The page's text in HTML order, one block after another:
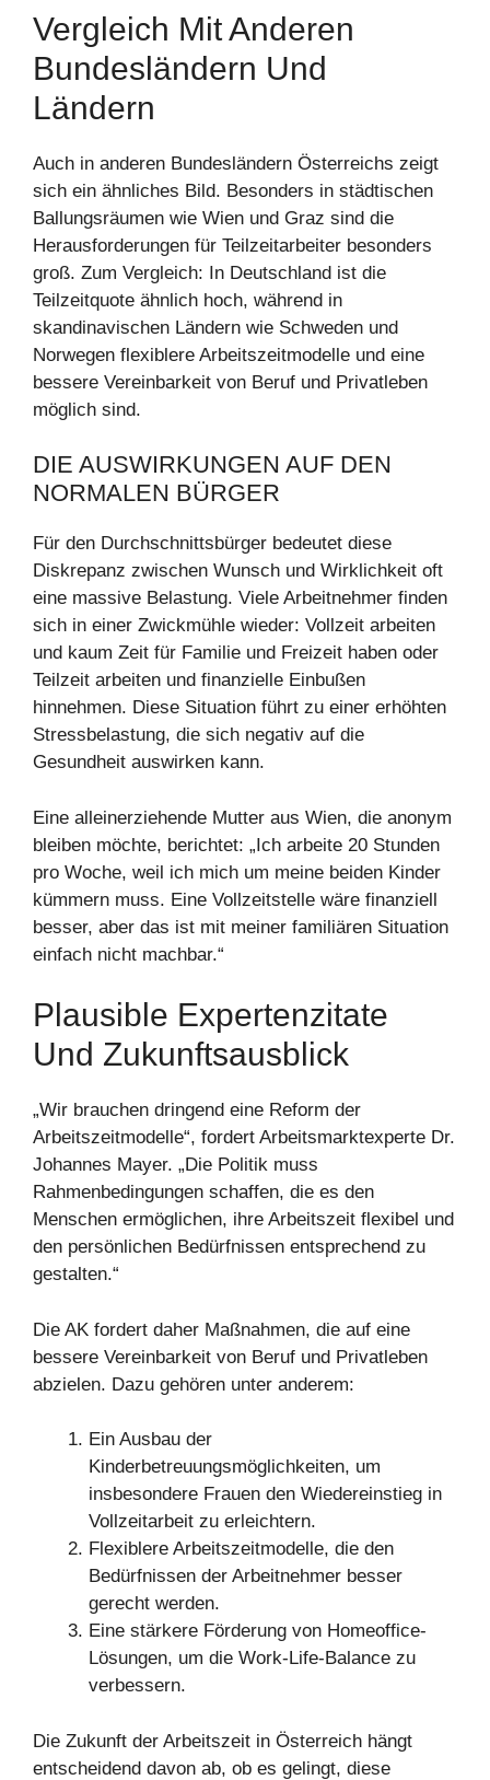
Vergleich Mit Anderen
Bundesländern Und
Ländern
Auch in anderen Bundesländern Österreichs zeigt
sich ein ähnliches Bild. Besonders in städtischen
Ballungsräumen wie Wien und Graz sind die
Herausforderungen für Teilzeitarbeiter besonders
groß. Zum Vergleich: In Deutschland ist die
Teilzeitquote ähnlich hoch, während in
skandinavischen Ländern wie Schweden und
Norwegen flexiblere Arbeitszeitmodelle und eine
bessere Vereinbarkeit von Beruf und Privatleben
möglich sind.
DIE AUSWIRKUNGEN AUF DEN
NORMALEN BÜRGER
Für den Durchschnittsbürger bedeutet diese
Diskrepanz zwischen Wunsch und Wirklichkeit oft
eine massive Belastung. Viele Arbeitnehmer finden
sich in einer Zwickmühle wieder: Vollzeit arbeiten
und kaum Zeit für Familie und Freizeit haben oder
Teilzeit arbeiten und finanzielle Einbußen
hinnehmen. Diese Situation führt zu einer erhöhten
Stressbelastung, die sich negativ auf die
Gesundheit auswirken kann.
Eine alleinerziehende Mutter aus Wien, die anonym
bleiben möchte, berichtet: „Ich arbeite 20 Stunden
pro Woche, weil ich mich um meine beiden Kinder
kümmern muss. Eine Vollzeitstelle wäre finanziell
besser, aber das ist mit meiner familiären Situation
einfach nicht machbar.“
Plausible Expertenzitate
Und Zukunftsausblick
„Wir brauchen dringend eine Reform der
Arbeitszeitmodelle“, fordert Arbeitsmarktexperte Dr.
Johannes Mayer. „Die Politik muss
Rahmenbedingungen schaffen, die es den
Menschen ermöglichen, ihre Arbeitszeit flexibel und
den persönlichen Bedürfnissen entsprechend zu
gestalten.“
Die AK fordert daher Maßnahmen, die auf eine
bessere Vereinbarkeit von Beruf und Privatleben
abzielen. Dazu gehören unter anderem:
Ein Ausbau der
Kinderbetreuungsmöglichkeiten, um
insbesondere Frauen den Wiedereinstieg in
Vollzeitarbeit zu erleichtern.
Flexiblere Arbeitszeitmodelle, die den
Bedürfnissen der Arbeitnehmer besser
gerecht werden.
Eine stärkere Förderung von Homeoffice-
Lösungen, um die Work-Life-Balance zu
verbessern.
Die Zukunft der Arbeitszeit in Österreich hängt
entscheidend davon ab, ob es gelingt, diese